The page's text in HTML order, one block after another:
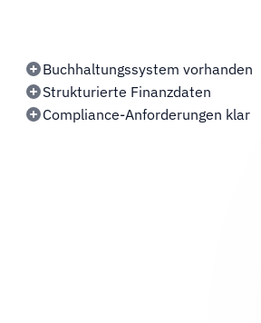
Buchhaltungssystem vorhanden
Strukturierte Finanzdaten
Compliance-Anforderungen klar